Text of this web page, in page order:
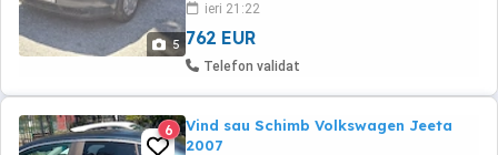
5
ieri 21:22
762 EUR
Telefon validat
6
Vind sau Schimb Volkswagen Jeeta
2007